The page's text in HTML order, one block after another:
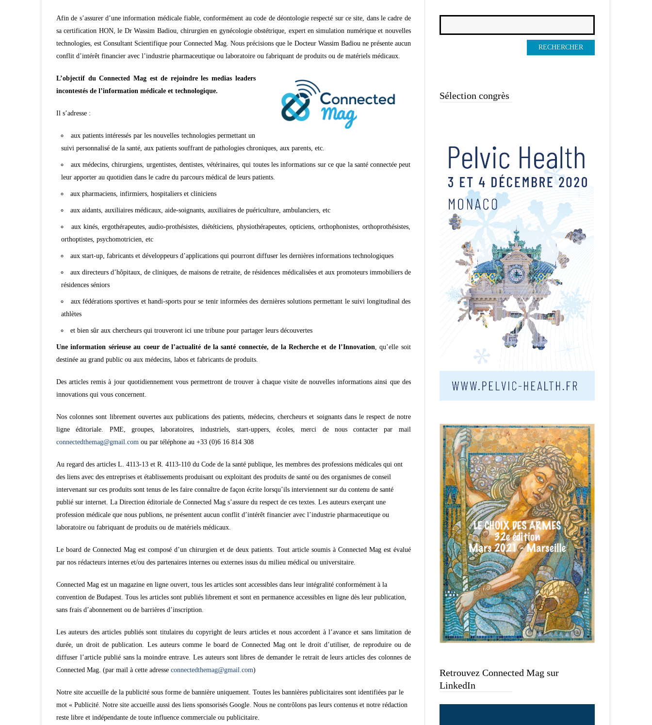
Afin de s’assurer d’une information médicale fiable, conformément au code de déontologie respecté sur ce site, dans le cadre de
sa certification HON, le Dr Wassim Badiou, chirurgien en gynécologie obstétrique, expert en simulation numérique et nouvelles
technologies, est Consultant Scientifique pour Connected Mag. Nous précisions que le Docteur Wassim Badiou ne présente aucun
conflit d’intérêt financier avec l’industrie pharmaceutique ou laboratoire ou fabriquant de produits ou de matériels médicaux.
L’objectif du Connected Mag est de rejoindre les medias leaders
incontestés de l’information médicale et technologique.
Il s’adresse :
aux patients intéressés par les nouvelles technologies permettant un
suivi personnalisé de la santé, aux patients souffrant de pathologies chroniques, aux parents, etc.
aux médecins, chirurgiens, urgentistes, dentistes, vétérinaires, qui toutes les informations sur ce que la santé connectée peut
leur apporter au quotidien dans le cadre du parcours médical de leurs patients.
aux pharmaciens, infirmiers, hospitaliers et cliniciens
aux aidants, auxiliaires médicaux, aide-soignants, auxiliaires de puériculture, ambulanciers, etc
aux kinés, ergothérapeutes, audio-prothésistes, diététiciens, physiothérapeutes, opticiens, orthophonistes, orthoprothésistes,
orthoptistes, psychomotricien, etc
aux start-up, fabricants et développeurs d’applications qui pourront diffuser les dernières informations technologiques
aux directeurs d’hôpitaux, de cliniques, de maisons de retraite, de résidences médicalisées et aux promoteurs immobiliers de
résidences séniors
aux fédérations sportives et handi-sports pour se tenir informées des dernières solutions permettant le suivi longitudinal des
athlètes
et bien sûr aux chercheurs qui trouveront ici une tribune pour partager leurs découvertes
Une information sérieuse au coeur de l’actualité de la santé connectée, de la Recherche et de l’Innovation , qu’elle soit
destinée au grand public ou aux médecins, labos et fabricants de produits.
Des articles remis à jour quotidiennement vous permettront de trouver à chaque visite de nouvelles informations ainsi que des
innovations qui vous concernent.
Nos colonnes sont librement ouvertes aux publications des patients, médecins, chercheurs et soignants dans le respect de notre
ligne éditoriale. PME, groupes, laboratoires, industriels, start-uppers, écoles, merci de nous contacter par mail
connectedthemag@gmail.com ou par téléphone au +33 (0)6 16 814 308
Au regard des articles L. 4113-13 et R. 4113-110 du Code de la santé publique, les membres des professions médicales qui ont
des liens avec des entreprises et établissements produisant ou exploitant des produits de santé ou des organismes de conseil
intervenant sur ces produits sont tenus de les faire connaître de façon écrite lorsqu’ils interviennent sur du contenu de santé
publié sur internet. La Direction éditoriale de Connected Mag s’assure du respect de ces textes. Les auteurs exerçant une
profession médicale que nous publions, ne présentent aucun conflit d’intérêt financier avec l’industrie pharmaceutique ou
laboratoire ou fabriquant de produits ou de matériels médicaux.
Le board de Connected Mag est composé d’un chirurgien et de deux patients. Tout article soumis à Connected Mag est évalué
par nos rédacteurs internes et/ou des partenaires internes ou externes issus du milieu médical ou universitaire.
Connected Mag est un magazine en ligne ouvert, tous les articles sont accessibles dans leur intégralité conformément à la
convention de Budapest. Tous les articles sont publiés librement et sont en permanence accessibles en ligne dès leur publication,
sans frais d’abonnement ou de barrières d’inscription.
Les auteurs des articles publiés sont titulaires du copyright de leurs articles et nous accordent à l’avance et sans limitation de
durée, un droit de publication. Les auteurs comme le board de Connected Mag ont le droit d’utiliser, de reproduire ou de
diffuser l’article publié sans la moindre entrave. Les auteurs sont libres de demander le retrait de leurs articles des colonnes de
Connected Mag. (par mail à cette adresse connectedthemag@gmail.com)
Notre site accueille de la publicité sous forme de bannière uniquement. Toutes les bannières publicitaires sont identifiées par le
mot « Publicité. Notre site accueille aussi des liens sponsorisés Google. Nous ne contrôlons pas leurs contenus et notre rédaction
reste libre et indépendante de toute influence commerciale ou publicitaire.
Sélection congrès
Retrouvez Connected Mag sur
LinkedIn